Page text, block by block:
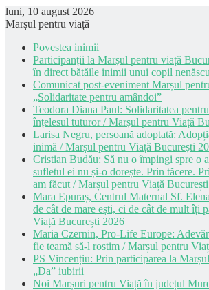
luni, 10 august 2026
Marșul pentru viață
Povestea inimii
Participanții la Marșul pentru viață
în direct bătăile inimii unui copil
Comunicat post-eveniment Marșul
„Solidaritate pentru amândoi”
Teodora Diana Paul: Solidaritatea
înțelesul tuturor / Marșul pentru Viață
Larisa Negru, persoană adoptată:
inimă / Marșul pentru Viață București
Cristian Budău: Să nu o împingi spre o
sufletul ei nu și-o dorește. Prin tăcere.
am făcut / Marșul pentru Viață
Mara Epuraș, Centrul Maternal Sf.
de cât de mare ești, ci de cât de mult îți
Viață București 2026
Maria Czernin, Pro-Life Europe:
fie teamă să-l rostim / Marșul pentru
PS Vincențiu: Prin participarea la
„Da” iubirii
Noi Marșuri pentru Viață în județul